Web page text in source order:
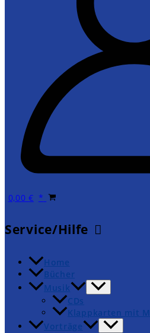
0,00€
Service/Hilfe
Home
Bücher
Musik
CDs
Klappkarten mit
Vorträge